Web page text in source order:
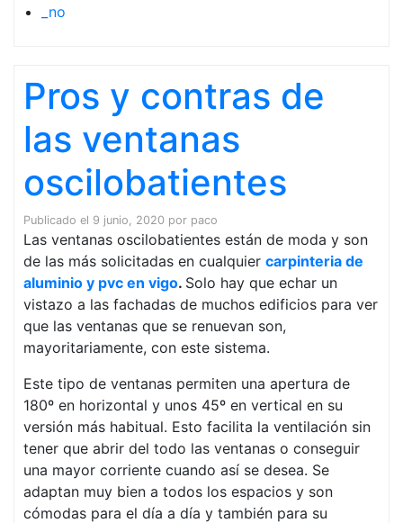
_no
Pros y contras de
las ventanas
oscilobatientes
Publicado el 9 junio, 2020 por paco
Las ventanas oscilobatientes están de moda y son
de las más solicitadas en cualquier carpinteria de
aluminio y pvc en vigo. Solo hay que echar un
vistazo a las fachadas de muchos edificios para ver
que las ventanas que se renuevan son,
mayoritariamente, con este sistema.
Este tipo de ventanas permiten una apertura de
180º en horizontal y unos 45º en vertical en su
versión más habitual. Esto facilita la ventilación sin
tener que abrir del todo las ventanas o conseguir
una mayor corriente cuando así se desea. Se
adaptan muy bien a todos los espacios y son
cómodas para el día a día y también para su